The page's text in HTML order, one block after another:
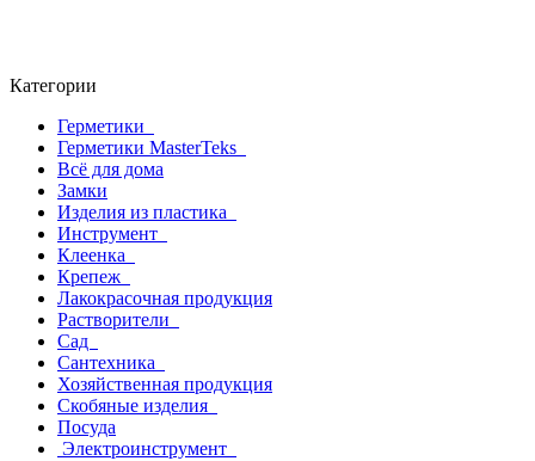
Категории
Герметики
Герметики MasterTeks
Всё для дома
Замки
Изделия из пластика
Инструмент
Клеенка
Крепеж
Лакокрасочная продукция
Растворители
Сад
Сантехника
Хозяйственная продукция
Скобяные изделия
Посуда
Электроинструмент